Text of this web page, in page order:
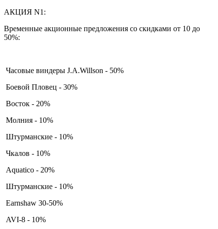
АКЦИЯ N1:
Временные акционные предложения со скидками от 10 до
50%:
Часовые виндеры J.A.Willson - 50%
Боевой Пловец - 30%
Восток - 20%
Молния - 10%
Штурманские - 10%
Чкалов - 10%
Aquatico - 20%
Штурманские - 10%
Earnshaw 30-50%
AVI-8 - 10%